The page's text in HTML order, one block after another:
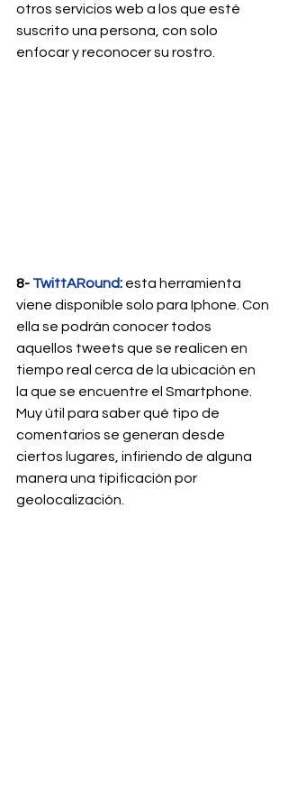
otros servicios web a los que esté
suscrito una persona, con solo
enfocar y reconocer su rostro.
8- TwittARound: esta herramienta
viene disponible solo para Iphone. Con
ella se podrán conocer todos
aquellos tweets que se realicen en
tiempo real cerca de la ubicación en
la que se encuentre el Smartphone.
Muy útil para saber qué tipo de
comentarios se generan desde
ciertos lugares, infiriendo de alguna
manera una tipificación por
geolocalización.